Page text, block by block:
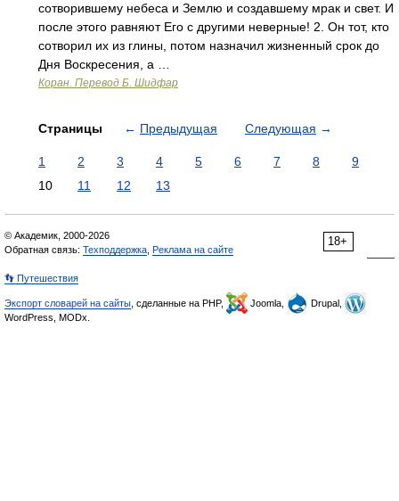
сотворившему небеса и Землю и создавшему мрак и свет. И
после этого равняют Его с другими неверные! 2. Он тот, кто
сотворил их из глины, потом назначил жизненный срок до
Дня Воскресения, а …
Коран. Перевод Б. Шидфар
Страницы ← Предыдущая Следующая →
1 2 3 4 5 6 7 8
9
10
11 12 13
18+
© Академик, 2000-2026
Обратная связь: Техподдержка Реклама на сайте
👣 Путешествия
Экспорт словарей на сайты , сделанные на PHP, Joomla,
Drupal,
WordPress, MODx.